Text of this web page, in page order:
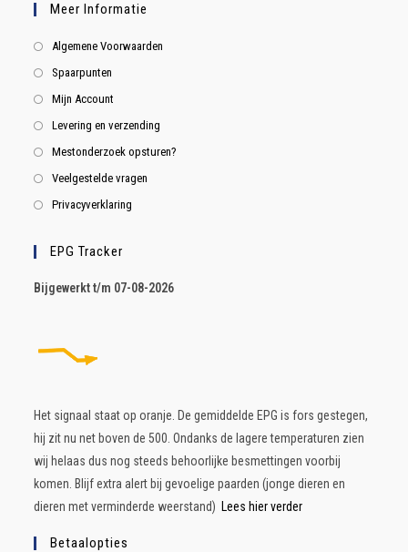
Meer Informatie
Algemene Voorwaarden
Spaarpunten
Mijn Account
Levering en verzending
Mestonderzoek opsturen?
Veelgestelde vragen
Privacyverklaring
EPG Tracker
Bijgewerkt t/m 07-08-2026
Het signaal staat op oranje. De gemiddelde EPG is fors gestegen,
hij zit nu net boven de 500. Ondanks de lagere temperaturen zien
wij helaas dus nog steeds behoorlijke besmettingen voorbij
komen. Blijf extra alert bij gevoelige paarden (jonge dieren en
dieren met verminderde weerstand) Lees hier verder
Betaalopties